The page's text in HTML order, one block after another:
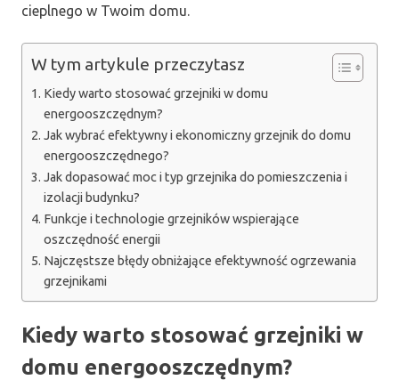
cieplnego w Twoim domu.
W tym artykule przeczytasz
Kiedy warto stosować grzejniki w domu
energooszczędnym?
Jak wybrać efektywny i ekonomiczny grzejnik do domu
energooszczędnego?
Jak dopasować moc i typ grzejnika do pomieszczenia i
izolacji budynku?
Funkcje i technologie grzejników wspierające
oszczędność energii
Najczęstsze błędy obniżające efektywność ogrzewania
grzejnikami
Kiedy warto stosować grzejniki w
domu energooszczędnym?